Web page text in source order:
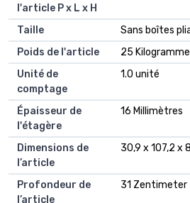
l'article P x L x H
Taille
Sans boîtes
Poids de l'article
25
Unité de
comptage
1.0 unité
Épaisseur de
l'étagère
16 Millimètres
Dimensions de
l’article
30,9 x 107,2 x
Profondeur de
l’article
31 Zentimeter